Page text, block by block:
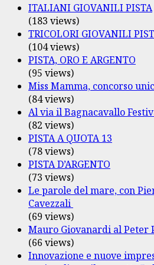
ITALIANI GIOVANILI PISTA
(183 views)
TRICOLORI GIOVANILI
(104 views)
PISTA, ORO E ARGENTO
(95 views)
Miss Mamma, concorso
(84 views)
Al via il Bagnacavallo
(82 views)
PISTA A QUOTA 13
(78 views)
PISTA D’ARGENTO
(73 views)
Le parole del mare, con
Cavezzali
(69 views)
Mauro Giovanardi al Peter
(66 views)
Innovazione e nuove